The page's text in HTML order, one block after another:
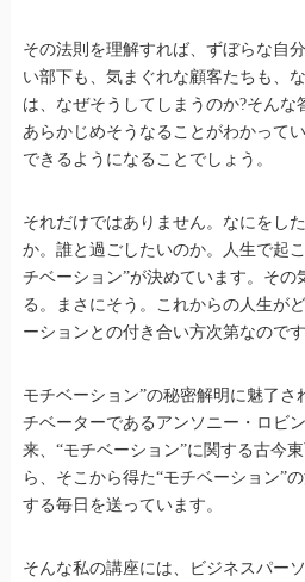
その法則を理解すれば、ずぼらな自
い部下も、気まぐれな顧客たちも、
は、なぜそうしてしまうのか?そんな
あらかじめそうなることがわかって
できるようになることでしょう。
それだけではありません。なにをし
か。誰と過ごしたいのか。人生で起
チベーション”が決めています。その
る。まさにそう。これからの人生が
ーションとの付き合い方次第なので
モチベーション”の秘密解明に魅了さ
チベーターであるアンソニー・ロビ
来、“モチベーション”に関する古今
ら、そこから得た“モチベーション”
する毎日を送っています。
そんな私の講座には、ビジネスパー